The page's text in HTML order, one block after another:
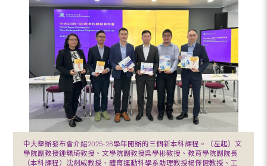
中大舉辦發布會介紹2025-26學年開辦的三個新本科課程。（左起）文
學院副教授鍾珮琦教授、文學院副教授梁學彬教授、教育學院副院長
（本科課程）沈劍威教授、體育運動科學系助理教授楊懌健教授、工